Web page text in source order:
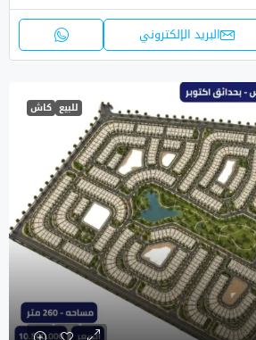
البريد الإلكتروني
للبيع كاش